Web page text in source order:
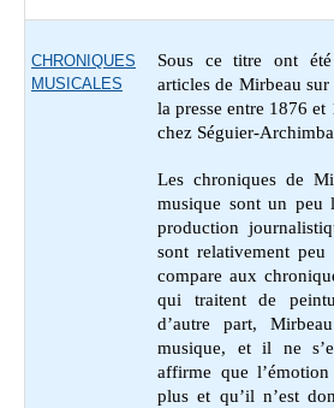
CHRONIQUES
MUSICALES
Sous ce titre ont été
articles de Mirbeau
la presse entre 1876
chez Séguier-
Les chroniques de
musique sont un peu
production
sont relativement
compare aux
qui traitent de
d’autre part,
musique, et il ne
affirme que
plus et qu’il n’est